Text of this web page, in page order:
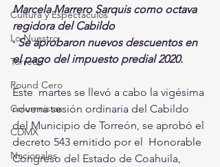
Cultura y Espectáculos
Lo Nuestro
Torreón
Round Cero
Columnistas
CDMX
Nacionales
Marcela Marrero Sarquis como octava
regidora del Cabildo
· Se aprobaron nuevos descuentos en
el pago del impuesto predial 2020.
Este  martes se llevó a cabo la vigésima
novena sesión ordinaria del Cabildo
del Municipio de Torreón, se aprobó el
decreto 543 emitido por el  Honorable
Congreso del Estado de Coahuila,